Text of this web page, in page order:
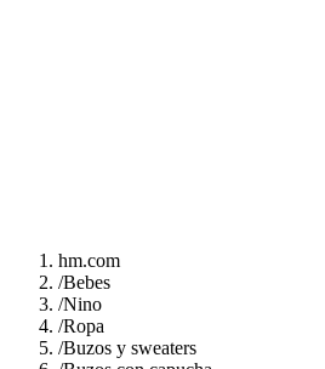
hm.com
/Bebes
/Nino
/Ropa
/Buzos y sweaters